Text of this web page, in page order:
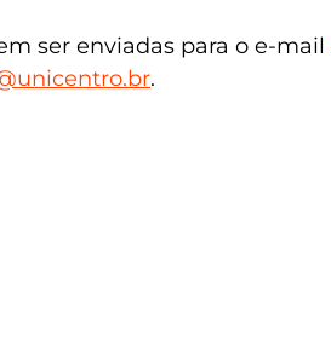
ser enviadas para o e-mail
.